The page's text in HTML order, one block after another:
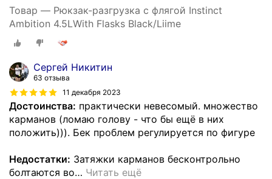
Товар — Рюкзак-разгрузка с флягой Instinct
Ambition 4.5LWith Flasks Black/Liime
Сергей Никитин
63 отзыва
11 декабря 2023
Достоинства: практически невесомый. множество
карманов (ломаю голову - что бы ещё в них
положить))). Бек проблем регулируется по фигуре
Недостатки: Затяжки карманов бесконтрольно
болтаются во… Читать ещё